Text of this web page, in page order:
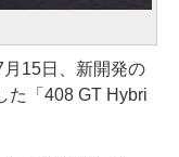
15日、新開発の
た「408 GT Hybri